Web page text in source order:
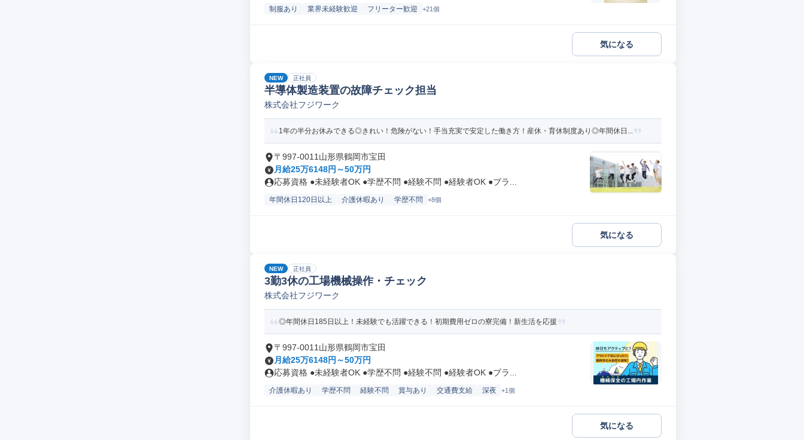
制服あり 業界未経験歓迎 フリーター歓迎 +21個
気になる
NEW 正社員
半導体製造装置の故障チェック担当
株式会社フジワーク
1年の半分お休みできる◎きれい！危険がない！手当充実で安定した働き方！産休・育休制度あり◎年間休日...
〒997-0011山形県鶴岡市宝田
月給25万6148円～50万円
応募資格 ●未経験者OK ●学歴不問 ●経験不問 ●経験者OK ●ブラ...
年間休日120日以上 介護休暇あり 学歴不問 +8個
気になる
NEW 正社員
3勤3休の工場機械操作・チェック
株式会社フジワーク
◎年間休日185日以上！未経験でも活躍できる！初期費用ゼロの寮完備！新生活を応援
〒997-0011山形県鶴岡市宝田
月給25万6148円～50万円
応募資格 ●未経験者OK ●学歴不問 ●経験不問 ●経験者OK ●ブラ...
介護休暇あり 学歴不問 経験不問 賞与あり 交通費支給 深夜 +1個
気になる